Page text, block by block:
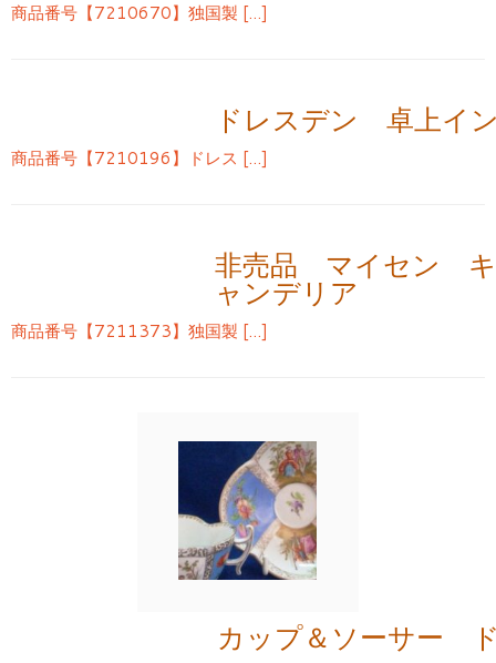
商品番号【7210670】独国製 […]
ドレスデン 卓上イ
商品番号【7210196】ドレス […]
非売品 マイセン
ャンデリア
商品番号【7211373】独国製 […]
カップ＆ソーサー